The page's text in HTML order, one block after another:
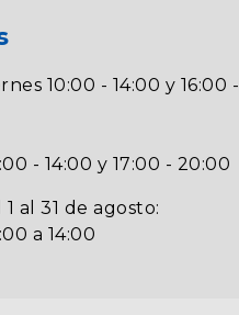
10:00 - 14:00 y 16:00 -
- 14:00 y 17:00 - 20:00
al 31 de agosto:
a 14:00